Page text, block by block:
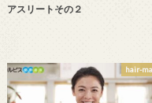
アスリートその２
hair-